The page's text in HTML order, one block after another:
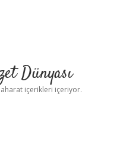
Dünyası
içerikleri içeriyor.